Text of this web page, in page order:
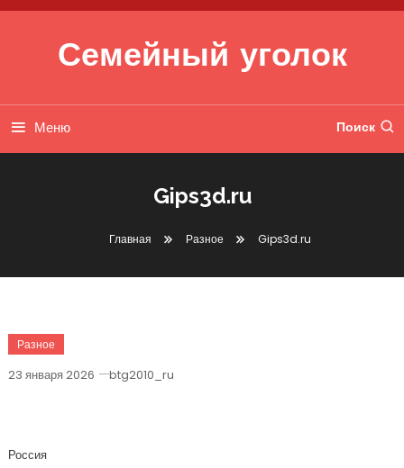
Перейти к содержимому
Семейный уголок
Меню Поиск
Gips3d.ru
Главная Разное Gips3d.ru
Разное
23 января 2026 btg2010_ru
Россия